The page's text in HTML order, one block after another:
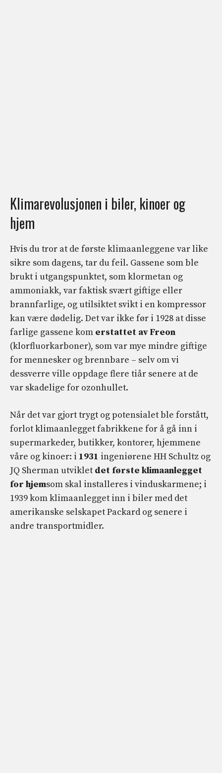
Klimarevolusjonen i biler, kinoer og
hjem
Hvis du tror at de første klimaanleggene var like
sikre som dagens, tar du feil. Gassene som ble
brukt i utgangspunktet, som klormetan og
ammoniakk, var faktisk svært giftige eller
brannfarlige, og utilsiktet svikt i en kompressor
kan være dødelig. Det var ikke før i 1928 at disse
farlige gassene kom erstattet av Freon
(klorfluorkarboner), som var mye mindre giftige
for mennesker og brennbare – selv om vi
dessverre ville oppdage flere tiår senere at de
var skadelige for ozonhullet.
Når det var gjort trygt og potensialet ble forstått,
forlot klimaanlegget fabrikkene for å gå inn i
supermarkeder, butikker, kontorer, hjemmene
våre og kinoer: i 1931 ingeniørene HH Schultz og
JQ Sherman utviklet det første klimaanlegget
for hjemsom skal installeres i vinduskarmene; i
1939 kom klimaanlegget inn i biler med det
amerikanske selskapet Packard og senere i
andre transportmidler.